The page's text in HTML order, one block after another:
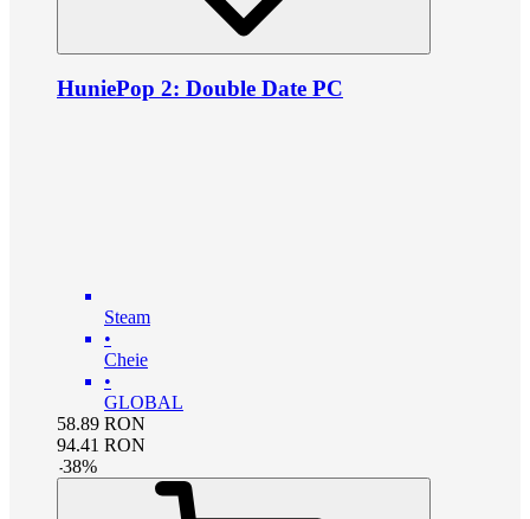
HuniePop 2: Double Date PC
Steam
•
Cheie
•
GLOBAL
58.89 RON
94.41 RON
-38%